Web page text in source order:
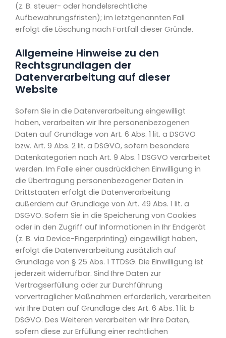
(z. B. steuer- oder handelsrechtliche
Aufbewahrungsfristen); im letztgenannten Fall
erfolgt die Löschung nach Fortfall dieser Gründe.
Allgemeine Hinweise zu den
Rechtsgrundlagen der
Datenverarbeitung auf dieser
Website
Sofern Sie in die Datenverarbeitung eingewilligt
haben, verarbeiten wir Ihre personenbezogenen
Daten auf Grundlage von Art. 6 Abs. 1 lit. a DSGVO
bzw. Art. 9 Abs. 2 lit. a DSGVO, sofern besondere
Datenkategorien nach Art. 9 Abs. 1 DSGVO verarbeitet
werden. Im Falle einer ausdrücklichen Einwilligung in
die Übertragung personenbezogener Daten in
Drittstaaten erfolgt die Datenverarbeitung
außerdem auf Grundlage von Art. 49 Abs. 1 lit. a
DSGVO. Sofern Sie in die Speicherung von Cookies
oder in den Zugriff auf Informationen in Ihr Endgerät
(z. B. via Device-Fingerprinting) eingewilligt haben,
erfolgt die Datenverarbeitung zusätzlich auf
Grundlage von § 25 Abs. 1 TTDSG. Die Einwilligung ist
jederzeit widerrufbar. Sind Ihre Daten zur
Vertragserfüllung oder zur Durchführung
vorvertraglicher Maßnahmen erforderlich, verarbeiten
wir Ihre Daten auf Grundlage des Art. 6 Abs. 1 lit. b
DSGVO. Des Weiteren verarbeiten wir Ihre Daten,
sofern diese zur Erfüllung einer rechtlichen